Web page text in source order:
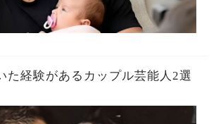
た経験があるカップル芸能人2選